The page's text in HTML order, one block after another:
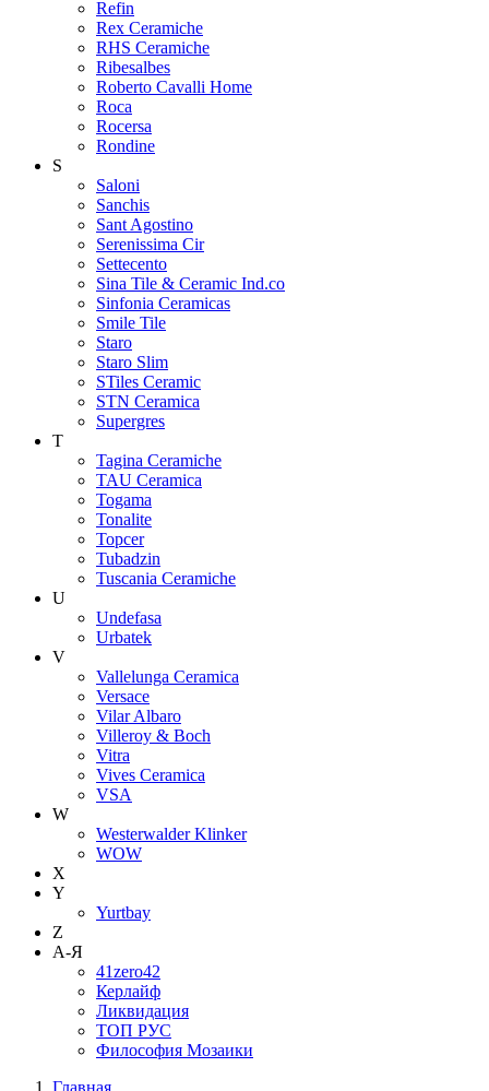
Refin
Rex Ceramiche
RHS Ceramiche
Ribesalbes
Roberto Cavalli Home
Roca
Rocersa
Rondine
S
Saloni
Sanchis
Sant Agostino
Serenissima Cir
Settecento
Sina Tile & Ceramic Ind.co
Sinfonia Ceramicas
Smile Tile
Staro
Staro Slim
STiles Ceramic
STN Ceramica
Supergres
T
Tagina Ceramiche
TAU Ceramica
Togama
Tonalite
Topcer
Tubadzin
Tuscania Ceramiche
U
Undefasa
Urbatek
V
Vallelunga Ceramica
Versace
Vilar Albaro
Villeroy & Boch
Vitra
Vives Ceramica
VSA
W
Westerwalder Klinker
WOW
X
Y
Yurtbay
Z
А-Я
41zero42
Керлайф
Ликвидация
ТОП РУС
Философия Мозаики
Главная